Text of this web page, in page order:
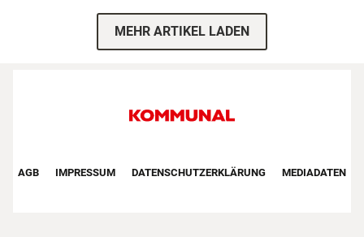
MEHR ARTIKEL LADEN
Footer First Navigation
AGB IMPRESSUM DATENSCHUTZERKLÄRUNG MEDIADATEN